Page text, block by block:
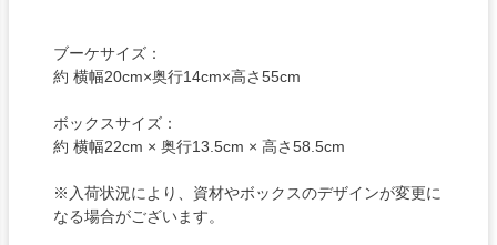
ブーケサイズ：
約 横幅20cm×奥行14cm×高さ55cm
ボックスサイズ：
約 横幅22cm × 奥行13.5cm × 高さ58.5cm
※入荷状況により、資材やボックスのデザインが変更に
なる場合がございます。